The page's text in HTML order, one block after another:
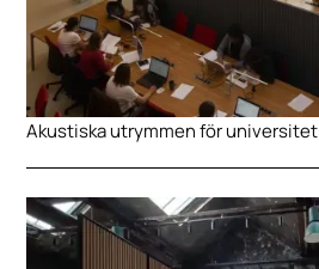
Akustiska utrymmen för universitet